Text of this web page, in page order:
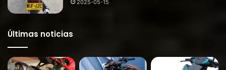
2025-05-15
Últimas noticias